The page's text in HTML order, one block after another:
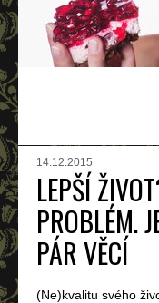
14.12.2015
LEPŠÍ
PROBLÉM.
PÁR VĚCÍ
(Ne)kvalitu svého